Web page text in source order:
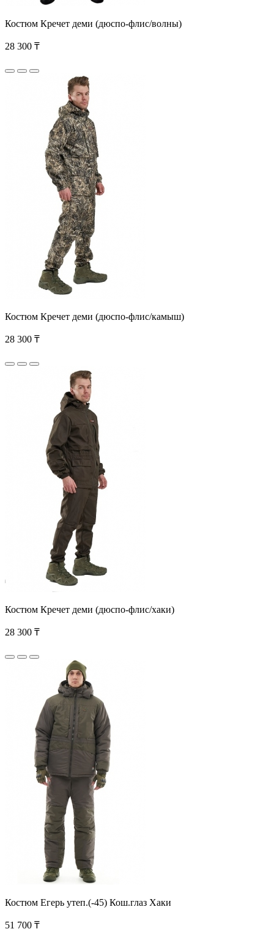
Костюм Кречет деми (дюспо-флис/волны)
28 300 ₸
Костюм Кречет деми (дюспо-флис/камыш)
28 300 ₸
Костюм Кречет деми (дюспо-флис/хаки)
28 300 ₸
Костюм Егерь утеп.(-45) Кош.глаз Хаки
51 700 ₸